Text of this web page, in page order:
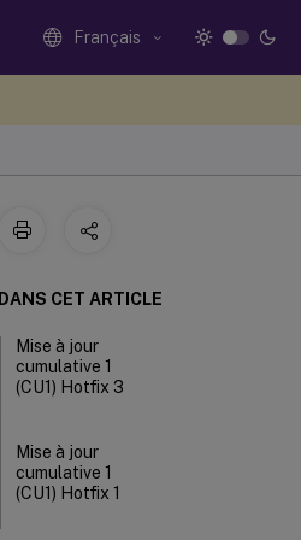
Français
DANS CET ARTICLE
Mise à jour
cumulative 1
(CU1) Hotfix 3
Mise à jour
cumulative 1
(CU1) Hotfix 1